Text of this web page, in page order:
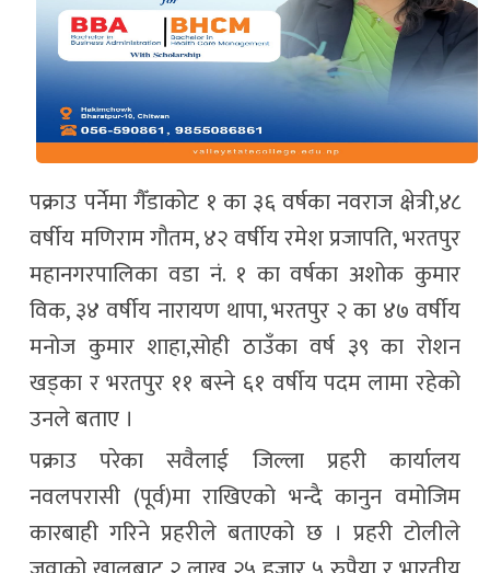
पक्राउ पर्नेमा गैँडाकोट १ का ३६ वर्षका नवराज क्षेत्री,४८
वर्षीय मणिराम गौतम, ४२ वर्षीय रमेश प्रजापति, भरतपुर
महानगरपालिका वडा नं. १ का वर्षका अशोक कुमार
विक, ३४ वर्षीय नारायण थापा, भरतपुर २ का ४७ वर्षीय
मनोज कुमार शाहा,सोही ठाउँका वर्ष ३९ का रोशन
खड्का र भरतपुर ११ बस्ने ६१ वर्षीय पदम लामा रहेको
उनले बताए ।
पक्राउ परेका सवैलाई जिल्ला प्रहरी कार्यालय
नवलपरासी (पूर्व)मा राखिएको भन्दै कानुन वमोजिम
कारबाही गरिने प्रहरीले बताएको छ । प्रहरी टोलीले